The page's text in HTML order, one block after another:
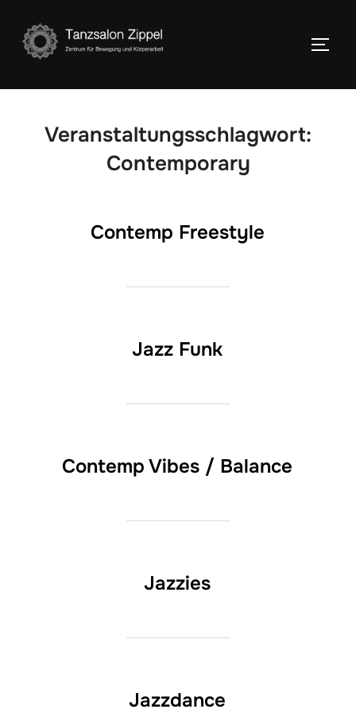
Inhalt
springen
Veranstaltungsschlagwort:
Contemporary
Contemp Freestyle
Jazz Funk
Contemp Vibes / Balance
Jazzies
Jazzdance